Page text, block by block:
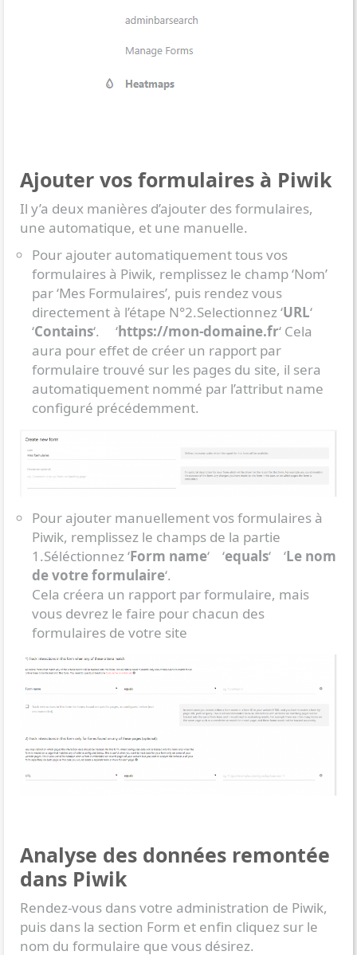
Ajouter vos formulaires à Piwik
Il y’a deux manières d’ajouter des formulaires,
une automatique, et une manuelle.
Pour ajouter automatiquement tous vos
formulaires à Piwik, remplissez le champ ‘Nom’
par ‘Mes Formulaires’, puis rendez vous
directement à l’étape N°2.Selectionnez ‘URL‘
‘Contains‘. ‘https://mon-domaine.fr‘ Cela
aura pour effet de créer un rapport par
formulaire trouvé sur les pages du site, il sera
automatiquement nommé par l’attribut name
configuré précédemment.
Pour ajouter manuellement vos formulaires à
Piwik, remplissez le champs de la partie
1.Séléctionnez ‘Form name‘ ‘equals‘ ‘Le nom
de votre formulaire‘.
Cela créera un rapport par formulaire, mais
vous devrez le faire pour chacun des
formulaires de votre site
Analyse des données remontée
dans Piwik
Rendez-vous dans votre administration de Piwik,
puis dans la section Form et enfin cliquez sur le
nom du formulaire que vous désirez.